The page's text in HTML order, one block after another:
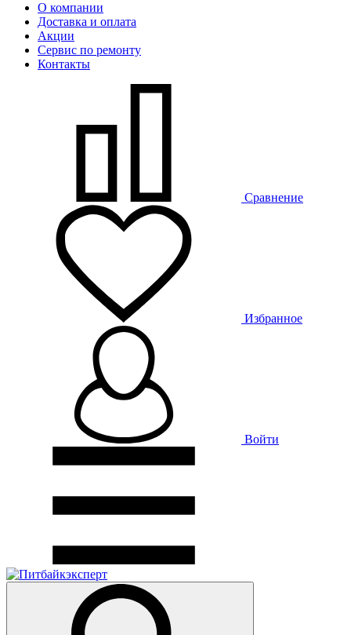
О компании
Доставка и оплата
Акции
Сервис по ремонту
Контакты
Сравнение
Избранное
Войти